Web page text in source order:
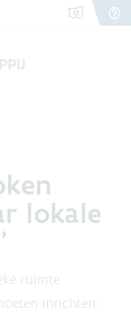
lokale
ruimte
inrichten: